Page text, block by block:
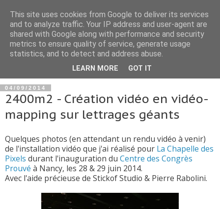
04/09/2014
2400m2 - Création vidéo en vidéo-
mapping sur lettrages géants
Quelques photos (en attendant un rendu vidéo à venir)
de l'installation vidéo que j'ai réalisé pour La Chapelle des
Pixels durant l'inauguration du Centre des Congrès
Prouvé à Nancy, les 28 & 29 juin 2014.
Avec l'aide précieuse de Stickof Studio & Pierre Rabolini.
This site uses cookies from Google to deliver its services
and to analyze traffic. Your IP address and user-agent are
shared with Google along with performance and security
metrics to ensure quality of service, generate usage
statistics, and to detect and address abuse.
LEARN MORE GOT IT